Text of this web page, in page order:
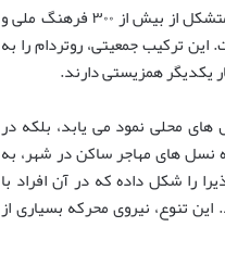
یکی از ویژگی های بارز روتردام، تنوع فرهنگی چشمگیر آن است. این شهر، میزبان جمعیتی متشکل از بیش از ۳۰۰ فرهنگ ملی و
ترکیب جمعیتی، روتردام را به
یکدیگر همزیستی دارند.
محلی نمود می یابد، بلکه در
نسل های مهاجر ساکن در شهر، به
را شکل داده که در آن افراد با
تنوع، نیروی محرکه بسیاری از